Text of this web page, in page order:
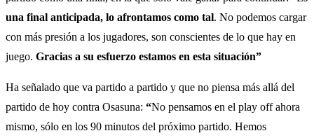
una final anticipada, lo afrontamos como tal. No podemos cargar
con más presión a los jugadores, son conscientes de lo que hay en
juego. Gracias a su esfuerzo estamos en esta situación”
Ha señalado que va partido a partido y que no piensa más allá del
partido de hoy contra Osasuna: “No pensamos en el play off ahora
mismo, sólo en los 90 minutos del próximo partido. Hemos